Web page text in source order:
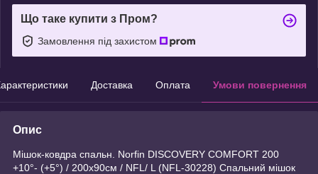
Що таке купити з Пром?
Замовлення під захистом
Доставка Оплата Умови повернення
Опис
Мішок-ковдра спальн. Norfin DISCOVERY COMFORT 200
+10°- (+5°) / 200х90см / NFL/ L (NFL-30228) Спальний мішок